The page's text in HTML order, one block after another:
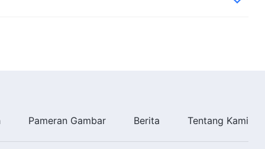
Pameran Gambar Berita Tentang Kami